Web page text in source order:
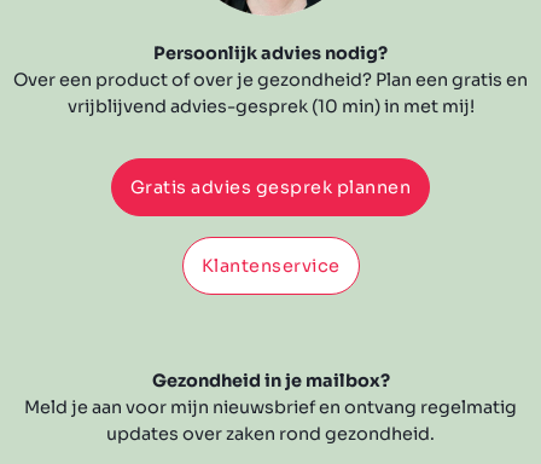
Persoonlijk advies nodig?
Over een product of over je gezondheid? Plan een gratis en
vrijblijvend advies-gesprek (10 min) in met mij!
Gratis advies gesprek plannen
Klantenservice
Gezondheid in je mailbox?
Meld je aan voor mijn nieuwsbrief en ontvang regelmatig
updates over zaken rond gezondheid.